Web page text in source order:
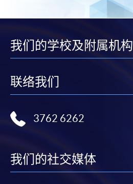
我们的学校及附属机构
联络我们
3762 6262
我们的社交媒体